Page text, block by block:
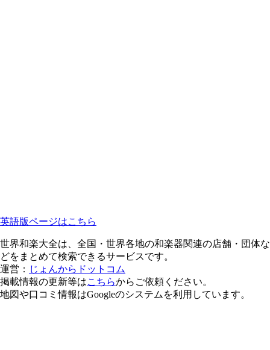
英語版ページはこちら
世界和楽大全は、全国・世界各地の和楽器関連の店舗・団体な
どをまとめて検索できるサービスです。
運営： じょんからドットコム
掲載情報の更新等はこちらからご依頼ください。
地図や口コミ情報はGoogleのシステムを利用しています。